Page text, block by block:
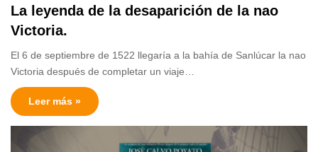
La leyenda de la desaparición de la nao
Victoria.
El 6 de septiembre de 1522 llegaría a la bahía de Sanlúcar la nao
Victoria después de completar un viaje…
Leer más »